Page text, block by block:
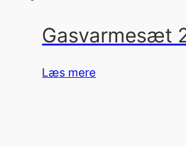
Gasvarmesæt
Læs mere